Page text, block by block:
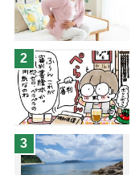
予防法
2
3